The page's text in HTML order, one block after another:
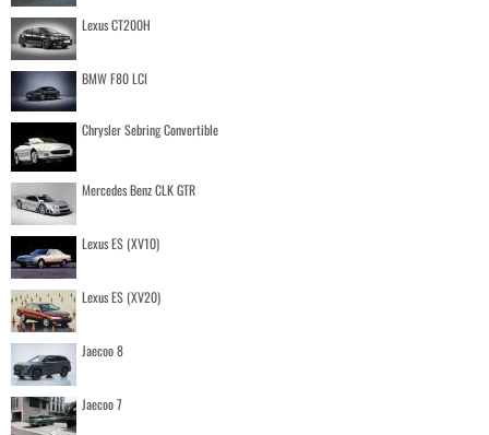
Lexus CT200H
BMW F80 LCI
Chrysler Sebring Convertible
Mercedes Benz CLK GTR
Lexus ES (XV10)
Lexus ES (XV20)
Jaecoo 8
Jaecoo 7